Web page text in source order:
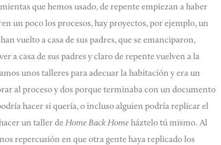
que hemos usado, de repente empiezan a haber
un poco los procesos, hay proyectos, por ejemplo, un
vuelto a casa de sus padres, que se emanciparon,
a casa de sus padres y claro de repente vuelven a la
unos talleres para adecuar la habitación y era un
al proceso y dos porque terminaba con un documento
hacer si quería, o incluso alguien podría replicar el
un taller deHome Back Homeháztelo tú mismo. Al
repercusión en que otra gente haya replicado los